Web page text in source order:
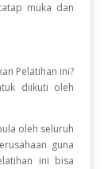
muka dan
Pelatihan ini?
diikuti oleh
oleh seluruh
guna
ini bisa